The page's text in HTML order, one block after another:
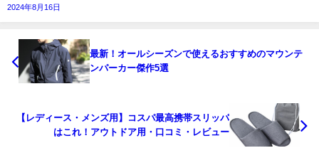
2024年8月16日
最新！オールシーズンで使えるおすすめのマウンテ
ンパーカー傑作5選
【レディース・メンズ用】コスパ最高携帯スリッパ
はこれ！アウトドア用・口コミ・レビュー